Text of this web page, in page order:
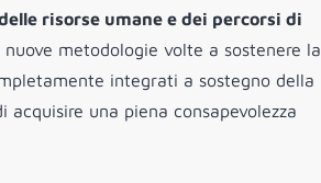
risorse umane e dei percorsi di
metodologie volte a sostenere la
integrati a sostegno della
una piena consapevolezza